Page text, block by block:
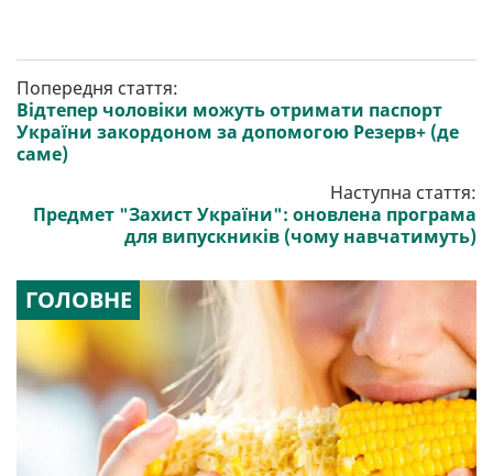
Попередня стаття:
Відтепер чоловіки можуть отримати паспорт
України закордоном за допомогою Резерв+ (де
саме)
Наступна стаття:
Предмет "Захист України": оновлена програма
для випускників (чому навчатимуть)
ГОЛОВНЕ